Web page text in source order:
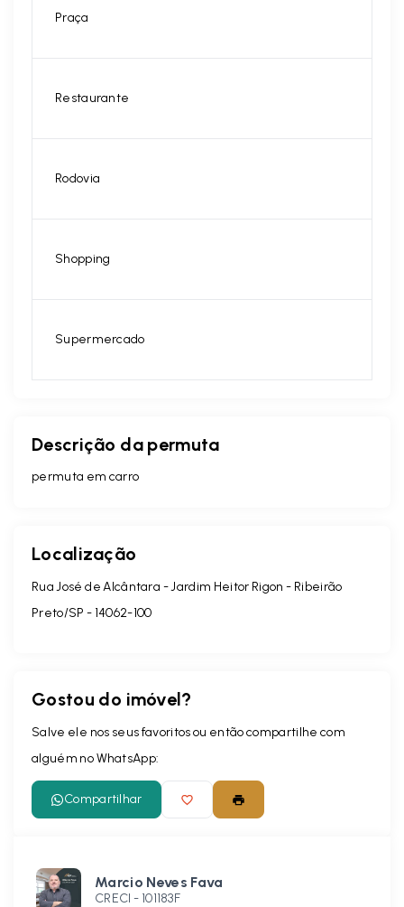
Praça
Restaurante
Rodovia
Shopping
Supermercado
Descrição da permuta
permuta em carro
Localização
Rua José de Alcântara - Jardim Heitor Rigon - Ribeirão
Preto/SP - 14062-100
Gostou do imóvel?
Salve ele nos seus favoritos ou então compartilhe com
alguém no WhatsApp:
Compartilhar
Marcio Neves Fava
CRECI - 101183F